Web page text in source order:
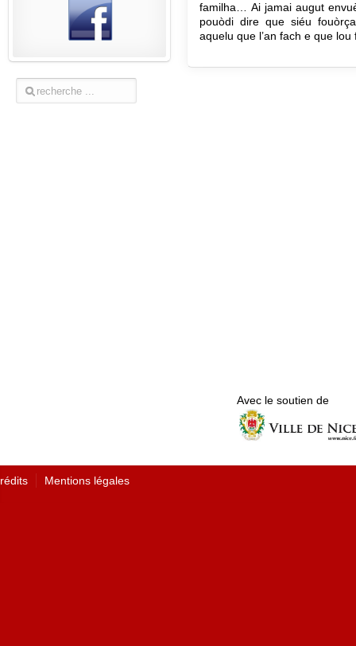
familha… Ai jamai augut
pouòdi dire que siéu
aquelu que l’an fach e que lou
Avec le soutien de
Mentions légales